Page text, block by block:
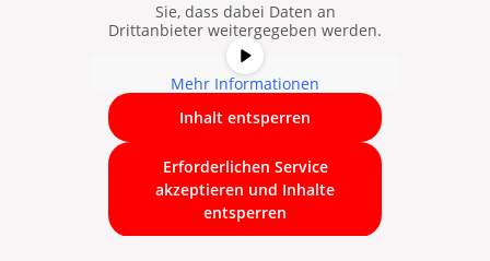
Sie, dass dabei Daten an
Drittanbieter weitergegeben werden.
Mehr Informationen
Inhalt entsperren
Erforderlichen Service
akzeptieren und Inhalte
entsperren